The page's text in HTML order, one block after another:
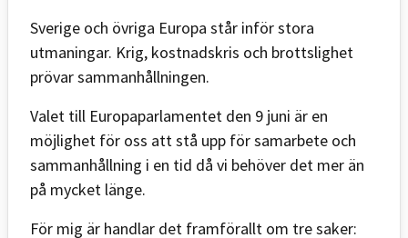
Sverige och övriga Europa står inför stora
utmaningar. Krig, kostnadskris och brottslighet
prövar sammanhållningen.
Valet till Europaparlamentet den 9 juni är en
möjlighet för oss att stå upp för samarbete och
sammanhållning i en tid då vi behöver det mer än
på mycket länge.
För mig är handlar det framförallt om tre saker: